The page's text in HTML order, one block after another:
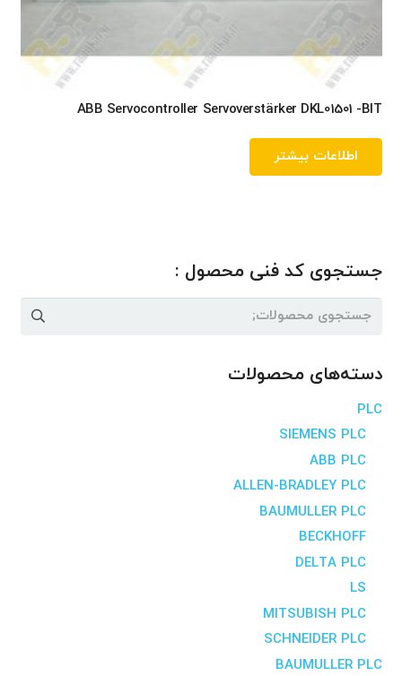
ABB Servocontroller Servoverstärker DKL01501 -BIT
اطلاعات بیشتر
جستجوی کد فنی محصول :
جستجو
دسته‌های محصولات
PLC
SIEMENS PLC
ABB PLC
ALLEN-BRADLEY PLC
BAUMULLER PLC
BECKHOFF
DELTA PLC
LS
MITSUBISH PLC
SCHNEIDER PLC
BAUMULLER PLC